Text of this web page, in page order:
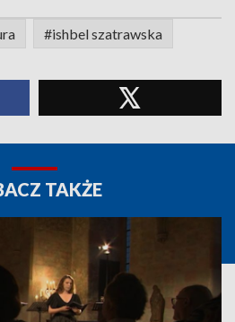
#ishbel szatrawska
TAKŻE